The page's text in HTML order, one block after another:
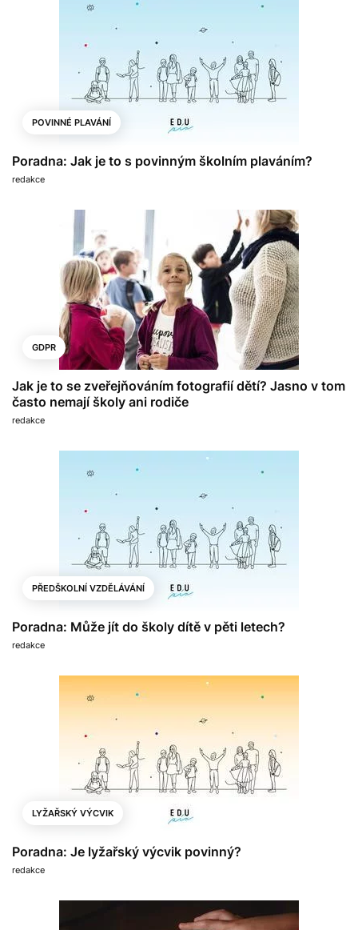
POVINNÉ PLAVÁNÍ
Poradna: Jak je to s povinným školním plaváním?
redakce
GDPR
Jak je to se zveřejňováním fotografií dětí? Jasno v tom
často nemají školy ani rodiče
redakce
PŘEDŠKOLNÍ VZDĚLÁVÁNÍ
Poradna: Může jít do školy dítě v pěti letech?
redakce
LYŽAŘSKÝ VÝCVIK
Poradna: Je lyžařský výcvik povinný?
redakce